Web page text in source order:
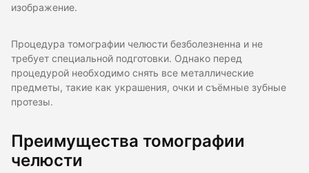
изображение.
Процедура томографии челюсти безболезненна и не
требует специальной подготовки. Однако перед
процедурой необходимо снять все металлические
предметы, такие как украшения, очки и съёмные зубные
протезы.
Преимущества томографии
челюсти